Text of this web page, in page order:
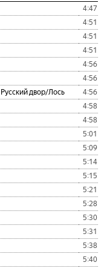
4:47:57
4:51:17
4:51:24
4:51:44
4:56:09
4:56:19
Русский двор/Лось
4:56:51
4:58:21
4:58:40
5:01:35
5:09:23
5:14:48
5:15:23
5:21:43
5:28:51
5:30:46
5:31:42
5:38:04
5:40:37